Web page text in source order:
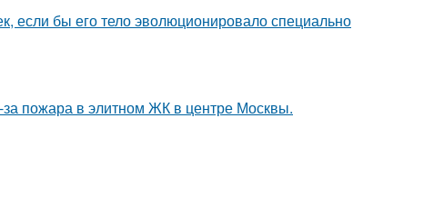
если бы его тело эволюционировало специально
за пожара в элитном ЖК в центре Москвы.